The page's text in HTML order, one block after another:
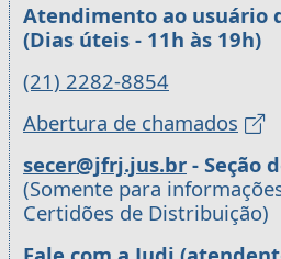
Atendimento ao usuário
(Dias úteis - 11h às 19h)
(21) 2282-8854
Abertura de chamados
secer@jfrj.jus.br - Seção
(Somente para
Certidões de Distribuição)